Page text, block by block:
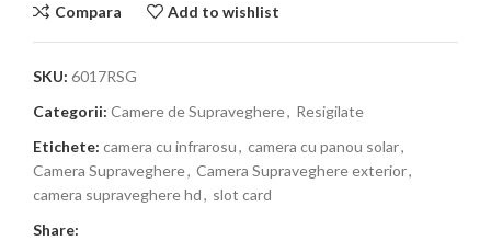
Compara Add to wishlist
SKU: 6017RSG
Categorii: Camere de Supraveghere, Resigilate
Etichete: camera cu infrarosu, camera cu panou solar,
Camera Supraveghere, Camera Supraveghere exterior,
camera supraveghere hd, slot card
Share: